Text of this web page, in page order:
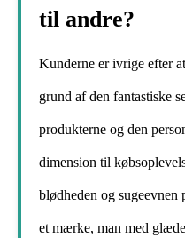
til andre?
Kunderne er ivrige efter
grund af den fantastiske
produkterne og den
dimension til
blødheden og
et mærke, man med